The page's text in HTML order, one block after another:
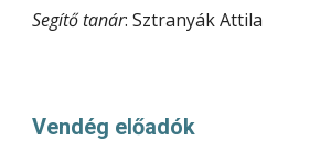
Segítő tanár: Sztranyák Attila
Vendég előadók